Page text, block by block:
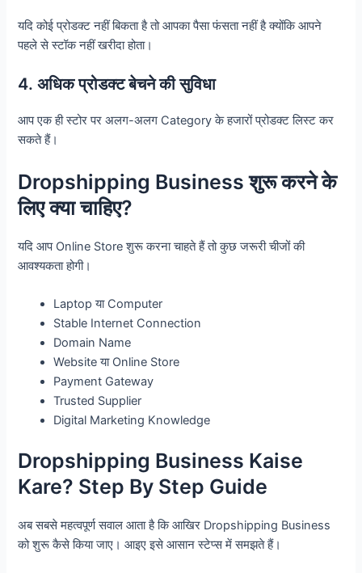
यदि कोई प्रोडक्ट नहीं बिकता है तो आपका पैसा फंसता नहीं है क्योंकि आपने
पहले से स्टॉक नहीं खरीदा होता।
4. अधिक प्रोडक्ट बेचने की सुविधा
आप एक ही स्टोर पर अलग-अलग Category के हजारों प्रोडक्ट लिस्ट कर
सकते हैं।
Dropshipping Business शुरू करने के
लिए क्या चाहिए?
यदि आप Online Store शुरू करना चाहते हैं तो कुछ जरूरी चीजों की
आवश्यकता होगी।
Laptop या Computer
Stable Internet Connection
Domain Name
Website या Online Store
Payment Gateway
Trusted Supplier
Digital Marketing Knowledge
Dropshipping Business Kaise
Kare? Step By Step Guide
अब सबसे महत्वपूर्ण सवाल आता है कि आखिर Dropshipping Business
को शुरू कैसे किया जाए। आइए इसे आसान स्टेप्स में समझते हैं।